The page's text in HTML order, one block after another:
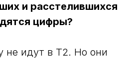
и расстелившихся
цифры?
не идут в Т2. Но они